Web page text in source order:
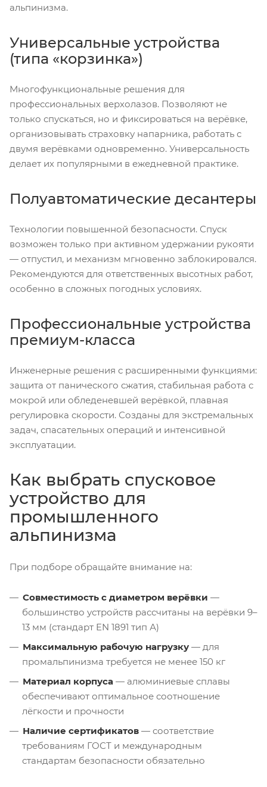
альпинизма.
Универсальные устройства
(типа «корзинка»)
Многофункциональные решения для
профессиональных верхолазов. Позволяют не
только спускаться, но и фиксироваться на верёвке,
организовывать страховку напарника, работать с
двумя верёвками одновременно. Универсальность
делает их популярными в ежедневной практике.
Полуавтоматические десантеры
Технологии повышенной безопасности. Спуск
возможен только при активном удержании рукояти
— отпустил, и механизм мгновенно заблокировался.
Рекомендуются для ответственных высотных работ,
особенно в сложных погодных условиях.
Профессиональные устройства
премиум-класса
Инженерные решения с расширенными функциями:
защита от панического сжатия, стабильная работа с
мокрой или обледеневшей верёвкой, плавная
регулировка скорости. Созданы для экстремальных
задач, спасательных операций и интенсивной
эксплуатации.
Как выбрать спусковое
устройство для
промышленного
альпинизма
При подборе обращайте внимание на:
Совместимость с диаметром верёвки —
большинство устройств рассчитаны на верёвки 9–
13 мм (стандарт EN 1891 тип А)
Максимальную рабочую нагрузку — для
промальпинизма требуется не менее 150 кг
Материал корпуса — алюминиевые сплавы
обеспечивают оптимальное соотношение
лёгкости и прочности
Наличие сертификатов — соответствие
требованиям ГОСТ и международным
стандартам безопасности обязательно